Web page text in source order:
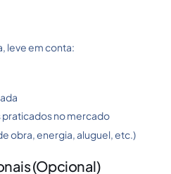
leve em conta:
no mercado
obra, energia, aluguel, etc.)
(Opcional)